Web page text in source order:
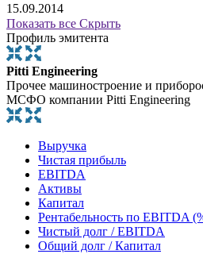
15.09.2014
Показать все Скрыть
Профиль эмитента
Pitti Engineering
Прочее машиностроение и
МСФО компании Pitti Engineering
Выручка
Чистая прибыль
EBITDA
Активы
Капитал
Рентабельность по EBITDA
Чистый долг / EBITDA
Общий долг / Капитал